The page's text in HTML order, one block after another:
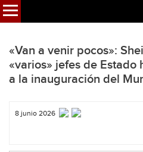
«Van a venir pocos»:
«varios» jefes de Estado
a la inauguración del
8 junio 2026